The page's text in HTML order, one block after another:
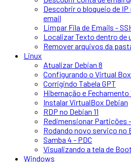
Descobrir o bloqueio de
email
Limpar Fila de Emails -
Localizar Texto dentro de
Remover arquivos da
Linux
Atualizar Debian 8
Configurando o Virtual
Corrigindo Tabela GPT
Hibernação e Fechamento
Instalar VirtualBox Debian
RDP no Debian 11
Redimensionar Partições
Rodando novo serviço no
Samba 4 - PDC
Visualizando a tela de Boot
Windows